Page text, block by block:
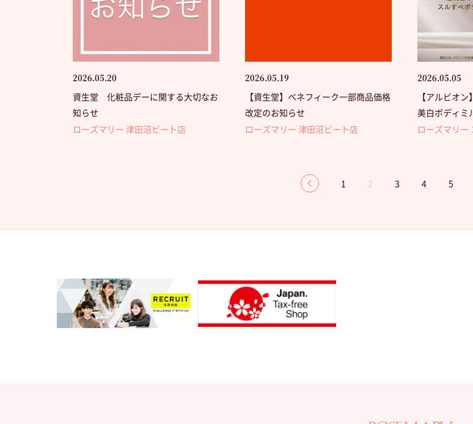
2026.05.20
資生堂 化粧品デーに関する大切なお
知らせ
ローズマリー 津田沼ビート店
2026.05.19
【資生堂】ベネフィーク一部商品価格
改定のお知らせ
ローズマリー 津田沼ビート店
2026.05.05
【アルビオ
美白ボディミ
ローズマリー
1 2 3 4 5